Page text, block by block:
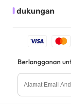
dukungan
Berlangganan